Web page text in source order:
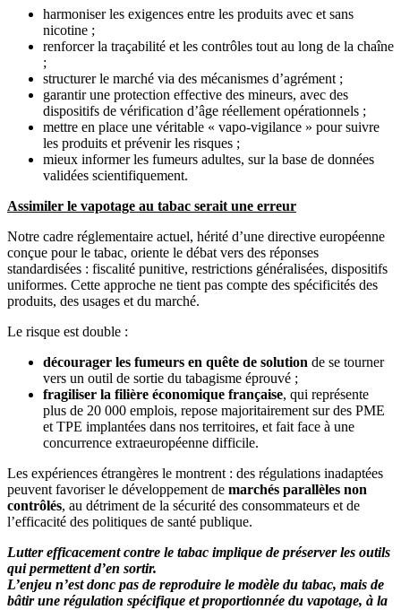
harmoniser les exigences entre les produits avec et sans
nicotine ;
renforcer la traçabilité et les contrôles tout au long de la chaîne
;
structurer le marché via des mécanismes d’agrément ;
garantir une protection effective des mineurs, avec des
dispositifs de vérification d’âge réellement opérationnels ;
mettre en place une véritable « vapo-vigilance » pour suivre
les produits et prévenir les risques ;
mieux informer les fumeurs adultes, sur la base de données
validées scientifiquement.
Assimiler le vapotage au tabac serait une erreur
Notre cadre réglementaire actuel, hérité d’une directive européenne
conçue pour le tabac, oriente le débat vers des réponses
standardisées : fiscalité punitive, restrictions généralisées, dispositifs
uniformes. Cette approche ne tient pas compte des spécificités des
produits, des usages et du marché.
Le risque est double :
décourager les fumeurs en quête de solution de se tourner
vers un outil de sortie du tabagisme éprouvé ;
fragiliser la filière économique française, qui représente
plus de 20 000 emplois, repose majoritairement sur des PME
et TPE implantées dans nos territoires, et fait face à une
concurrence extraeuropéenne difficile.
Les expériences étrangères le montrent : des régulations inadaptées
peuvent favoriser le développement de marchés parallèles non
contrôlés, au détriment de la sécurité des consommateurs et de
l’efficacité des politiques de santé publique.
Lutter efficacement contre le tabac implique de préserver les outils
qui permettent d’en sortir.
L’enjeu n’est donc pas de reproduire le modèle du tabac, mais de
bâtir une régulation spécifique et proportionnée du vapotage, à la